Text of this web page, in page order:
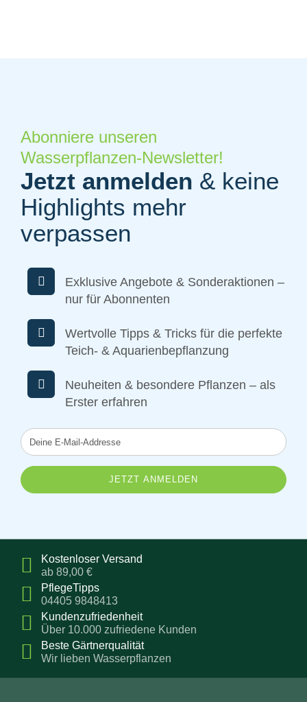
Abonniere unseren
Wasserpflanzen-Newsletter!
Jetzt anmelden & keine
Highlights mehr
verpassen
Exklusive Angebote & Sonderaktionen –
nur für Abonnenten
Wertvolle Tipps & Tricks für die perfekte
Teich- & Aquarienbepflanzung
Neuheiten & besondere Pflanzen – als
Erster erfahren
Deine
E-
Mail-
Addresse
Kostenloser Versand
ab 89,00 €
PflegeTipps
04405 9848413
Kundenzufriedenheit
Über 10.000 zufriedene Kunden
Beste Gärtnerqualität
Wir lieben Wasserpflanzen